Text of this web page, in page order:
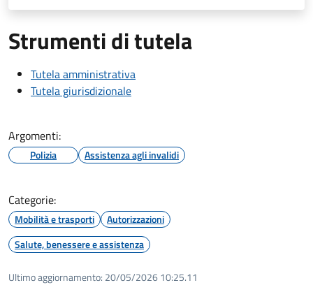
Strumenti di tutela
Tutela amministrativa
Tutela giurisdizionale
Argomenti:
Polizia Assistenza agli invalidi
Categorie:
Mobilità e trasporti
Autorizzazioni
Salute, benessere e assistenza
Ultimo aggiornamento: 20/05/2026 10:25.11